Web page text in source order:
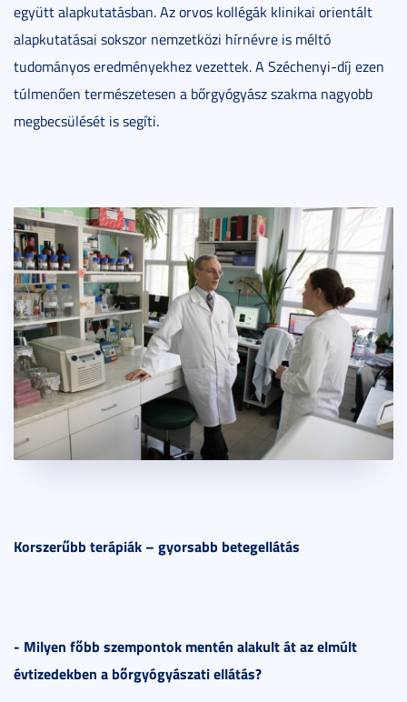
együtt alapkutatásban. Az orvos kollégák klinikai orientált
alapkutatásai sokszor nemzetközi hírnévre is méltó
tudományos eredményekhez vezettek. A Széchenyi-díj ezen
túlmenően természetesen a bőrgyógyász szakma nagyobb
megbecsülését is segíti.
Korszerűbb terápiák – gyorsabb betegellátás
- Milyen főbb szempontok mentén alakult át az elmúlt
évtizedekben a bőrgyógyászati ellátás?